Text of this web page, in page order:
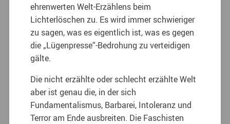
ehrenwerten Welt-Erzählens beim
Lichterlöschen zu. Es wird immer schwieriger
zu sagen, was es eigentlich ist, was es gegen
die „Lügenpresse“-Bedrohung zu verteidigen
gälte.
Die nicht erzählte oder schlecht erzählte Welt
aber ist genau die, in der sich
Fundamentalismus, Barbarei, Intoleranz und
Terror am Ende ausbreiten. Die Faschisten